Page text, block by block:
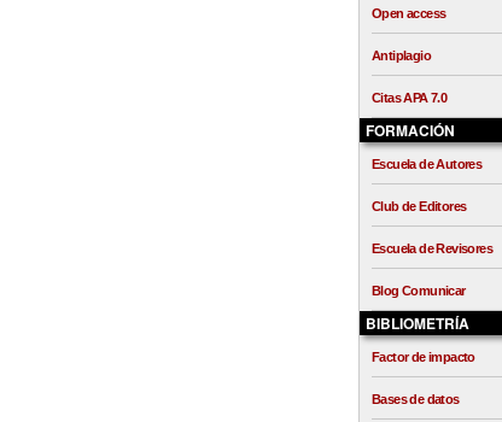
Open access
Antiplagio
Citas APA 7.0
FORMACIÓN
Escuela de Autores
Club de Editores
Escuela de Revisores
Blog Comunicar
BIBLIOMETRÍA
Factor de impacto
Bases de datos